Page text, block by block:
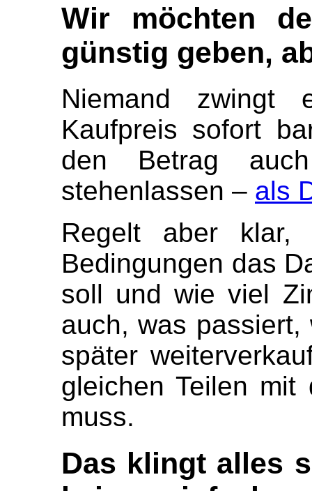
Wir möchten
günstig geben,
Niemand zwingt
Kaufpreis sofort
den Betrag
stehenlassen – als
Regelt aber
Bedingungen das
soll und wie viel
auch, was
später
gleichen Teilen
muss.
Das klingt alles